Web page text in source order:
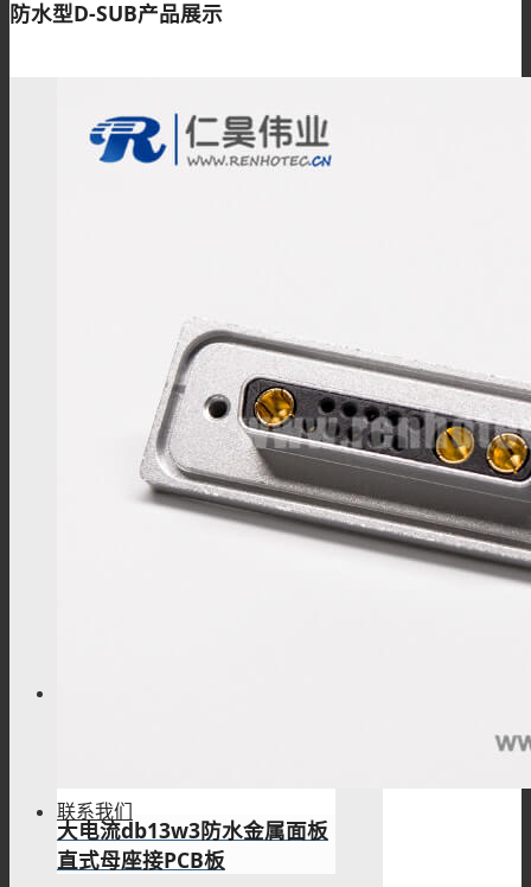
高密度D SUB
混合型D SUB
联系我们
防水型D-SUB产品展示
大电流db13w3防水金属面板
直式母座接PCB板